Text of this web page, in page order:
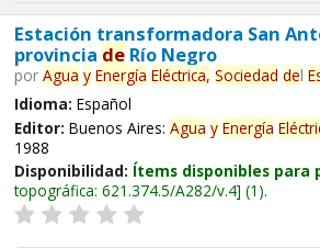
Estación transformadora San
provincia deRío Negro
por Agua y Energía Eléctrica, Sociedad del
Idioma: Español
Editor: Buenos Aires: Agua y Energía
1988
Disponibilidad: Ítems disponibles para
topográfica: 621.374.5/A282/v.4 (1).